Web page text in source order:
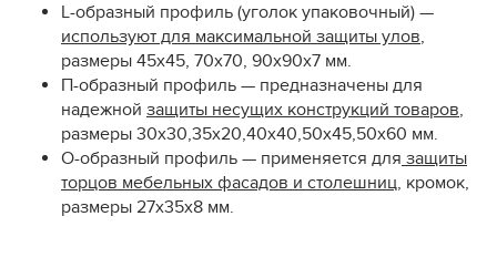
L-образный профиль (уголок упаковочный) —
используют для максимальной защиты улов,
размеры 45х45, 70х70, 90х90х7 мм.
П-образный профиль — предназначены для
надежной защиты несущих конструкций товаров,
размеры 30х30,35х20,40х40,50х45,50х60 мм.
О-образный профиль — применяется для защиты
торцов мебельных фасадов и столешниц, кромок,
размеры 27х35х8 мм.